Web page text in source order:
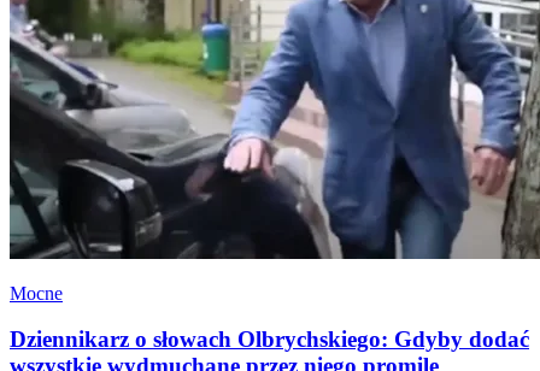
Mocne
Dziennikarz o słowach Olbrychskiego: Gdyby dodać